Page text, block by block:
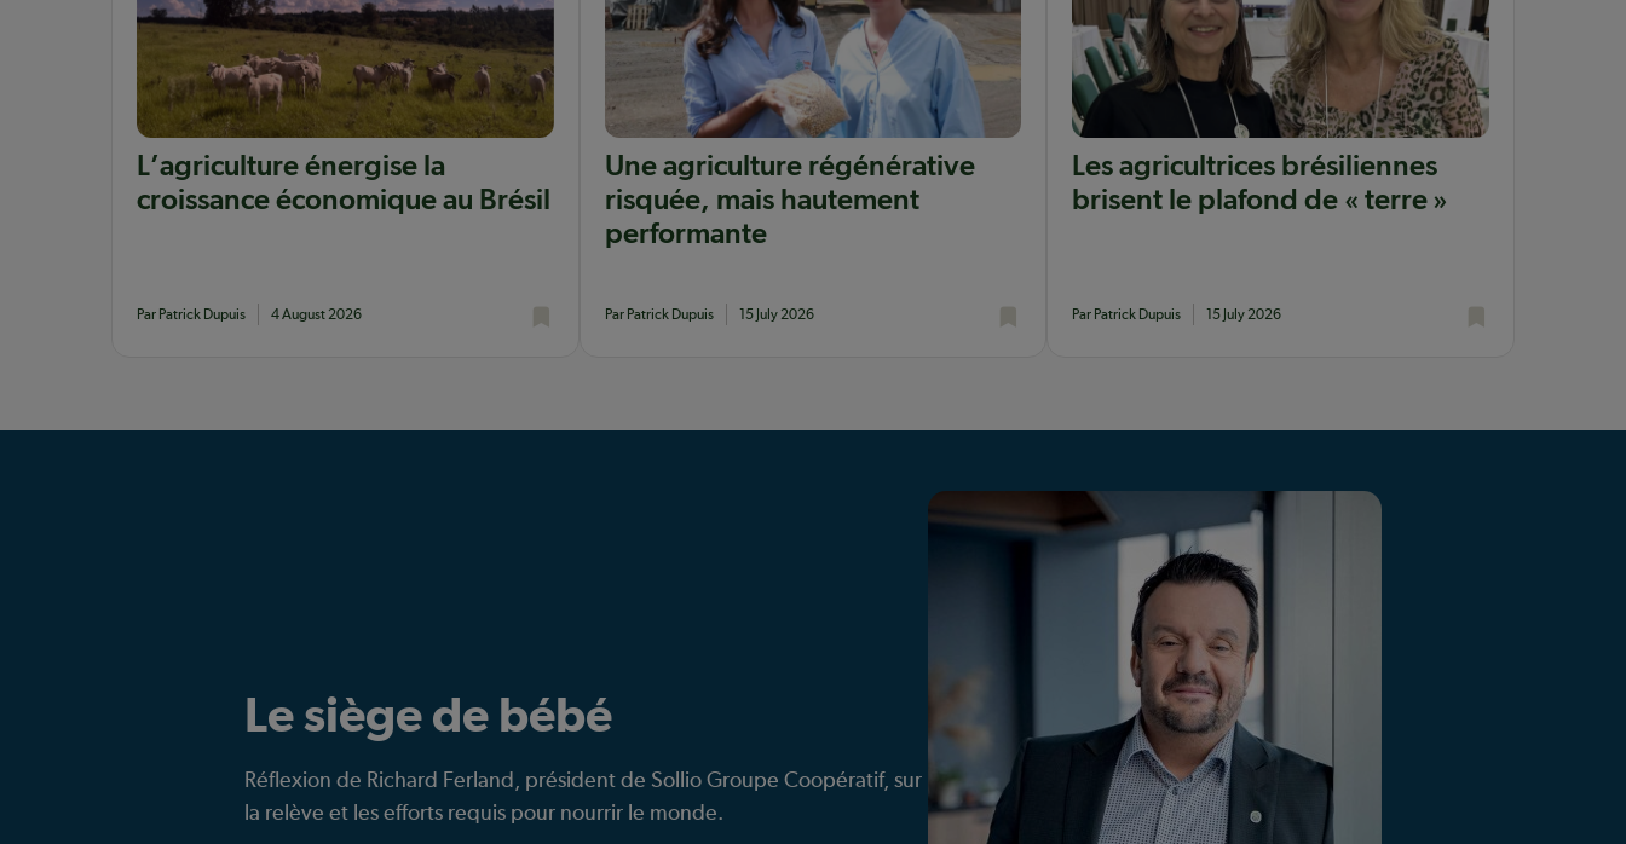
L’agriculture énergise la
croissance économique au Brésil
Par Patrick Dupuis 4 August 2026
Une agriculture régénérative
risquée, mais hautement
performante
Par Patrick Dupuis 15 July 2026
Les agricultrices brésiliennes
brisent le plafond de « terre »
Par Patrick Dupuis 15 July 2026
Le siège de bébé
Réflexion de Richard Ferland, président de Sollio Groupe Coopératif, sur
la relève et les efforts requis pour nourrir le monde.